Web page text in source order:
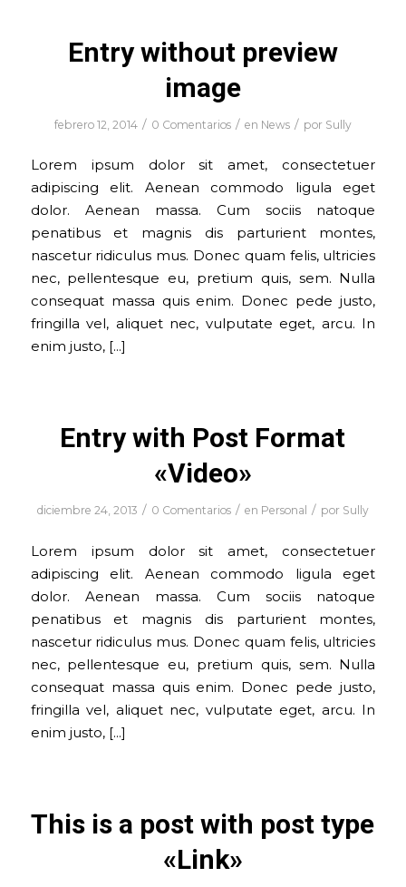
Entry without preview
image
febrero 12, 2014 / 0 Comentarios / en News / por Sully
Lorem ipsum dolor sit amet, consectetuer
adipiscing elit. Aenean commodo ligula eget
dolor. Aenean massa. Cum sociis natoque
penatibus et magnis dis parturient montes,
nascetur ridiculus mus. Donec quam felis, ultricies
nec, pellentesque eu, pretium quis, sem. Nulla
consequat massa quis enim. Donec pede justo,
fringilla vel, aliquet nec, vulputate eget, arcu. In
enim justo, […]
Entry with Post Format
«Video»
diciembre 24, 2013 / 0 Comentarios / en Personal / por Sully
Lorem ipsum dolor sit amet, consectetuer
adipiscing elit. Aenean commodo ligula eget
dolor. Aenean massa. Cum sociis natoque
penatibus et magnis dis parturient montes,
nascetur ridiculus mus. Donec quam felis, ultricies
nec, pellentesque eu, pretium quis, sem. Nulla
consequat massa quis enim. Donec pede justo,
fringilla vel, aliquet nec, vulputate eget, arcu. In
enim justo, […]
This is a post with post type
«Link»